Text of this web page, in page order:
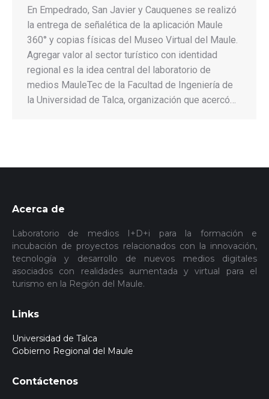
En Empedrado, San Javier y Cauquenes se realizó
la entrega de señalética de la aplicación Maule
360° y copias físicas del Museo Virtual del Maule.
Agregar valor al sector turístico con identidad
regional es la idea central del laboratorio de
medios MauleTec de la Facultad de Ingeniería de
la Universidad de Talca, organización que acercó…
Acerca de
Laboratorio de medios I+D+i para la formación e
incubación de proyectos relacionados con la innovación,
tecnología y desarrollo de nuevos medios digitales
asociados con realidades aumentada y virtual para el
turismo en la Región del Maule.
Links
Universidad de Talca
Gobierno Regional del Maule
Contáctenos